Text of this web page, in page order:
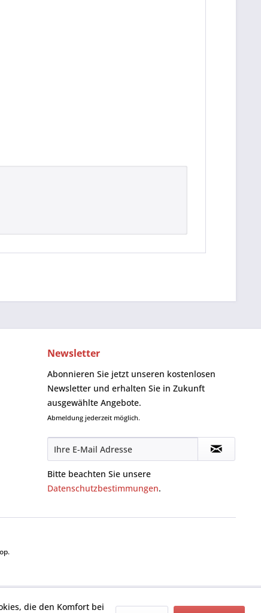
Newsletter
Abonnieren Sie jetzt unseren kostenlosen
Newsletter und erhalten Sie in Zukunft
ausgewählte Angebote.
Abmeldung jederzeit möglich.
Bitte beachten Sie unsere
Datenschutzbestimmungen.
die den Komfort bei